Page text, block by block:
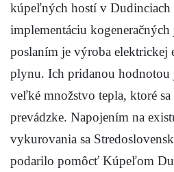
kúpeľných hostí v Dudinciach
implementáciu
poslaním je výroba elektrickej
plynu. Ich pridanou hodnotou
veľké množstvo tepla, ktoré
prevádzke. Napojením na
vykurovania sa
podarilo pomôcť Kúpeľom